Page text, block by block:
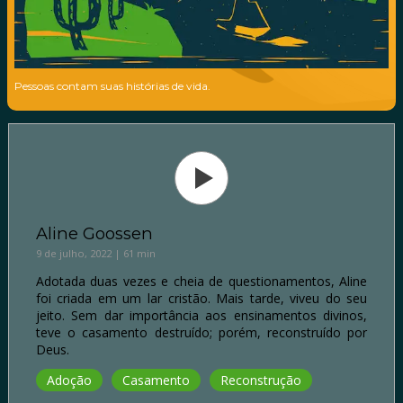
Pessoas contam suas histórias de vida.
Aline Goossen
9 de julho, 2022 | 61 min
Adotada duas vezes e cheia de questionamentos, Aline
foi criada em um lar cristão. Mais tarde, viveu do seu
jeito. Sem dar importância aos ensinamentos divinos,
teve o casamento destruído; porém, reconstruído por
Deus.
Adoção
Casamento Reconstrução